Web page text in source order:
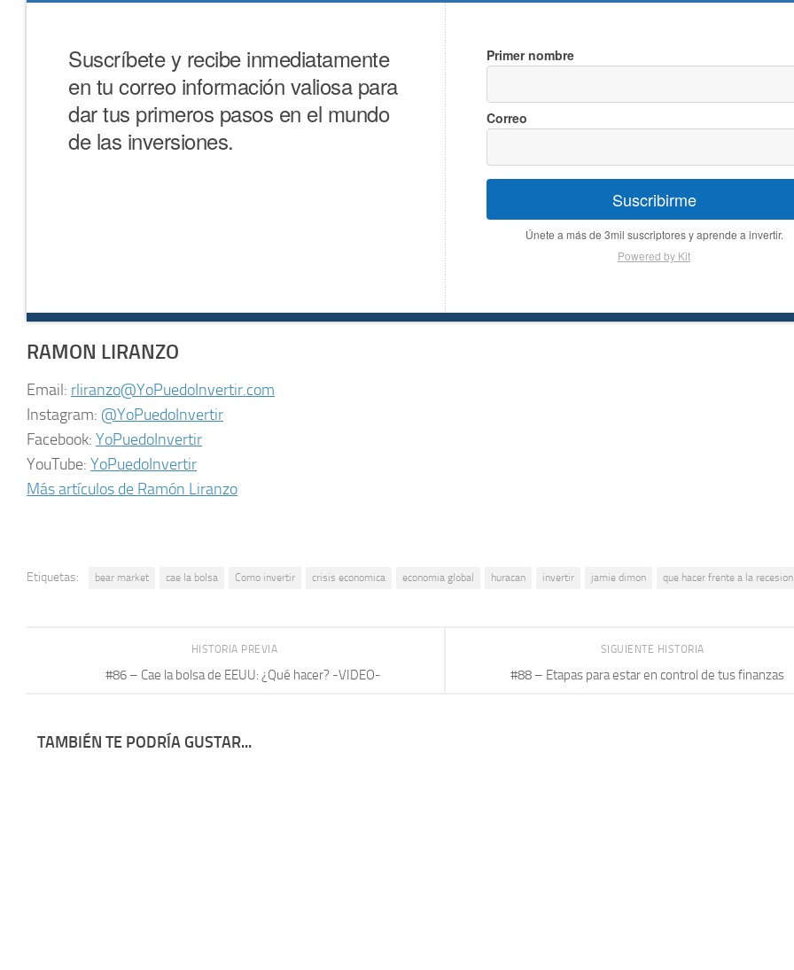
Suscríbete y recibe inmediatamente
en tu correo información valiosa para
dar tus primeros pasos en el mundo
de las inversiones.
Primer nombre
Correo
Suscribirme
Únete a más de 3mil suscriptores y aprende a invertir.
Powered by Kit
RAMON LIRANZO
Email: rliranzo@YoPuedoInvertir.com
Instagram: @YoPuedoInvertir
Facebook: YoPuedoInvertir
YouTube: YoPuedoInvertir
Más artículos de Ramón Liranzo
Etiquetas: bear market cae la bolsa Como invertir crisis economica economia global huracan invertir jamie dimon que hacer frente a la recesion
SIGUIENTE HISTORIA
#88 – Etapas para estar en control de tus finanzas
HISTORIA PREVIA
#86 – Cae la bolsa de EEUU: ¿Qué hacer? -VIDEO-
TAMBIÉN TE PODRÍA GUSTAR...